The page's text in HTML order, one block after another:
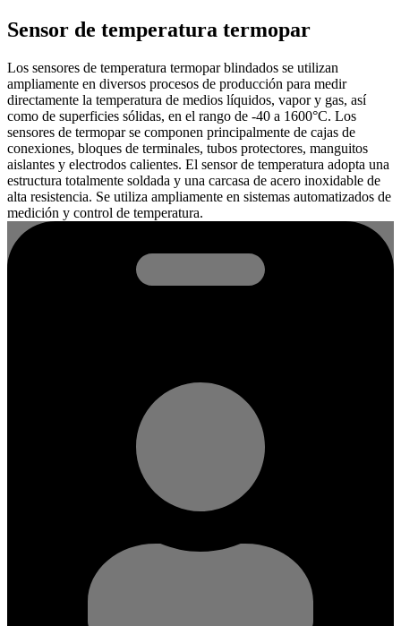
Sensor de temperatura termopar
Los sensores de temperatura termopar blindados se utilizan
ampliamente en diversos procesos de producción para medir
directamente la temperatura de medios líquidos, vapor y gas, así
como de superficies sólidas, en el rango de -40 a 1600°C. Los
sensores de termopar se componen principalmente de cajas de
conexiones, bloques de terminales, tubos protectores, manguitos
aislantes y electrodos calientes. El sensor de temperatura adopta una
estructura totalmente soldada y una carcasa de acero inoxidable de
alta resistencia. Se utiliza ampliamente en sistemas automatizados de
medición y control de temperatura.